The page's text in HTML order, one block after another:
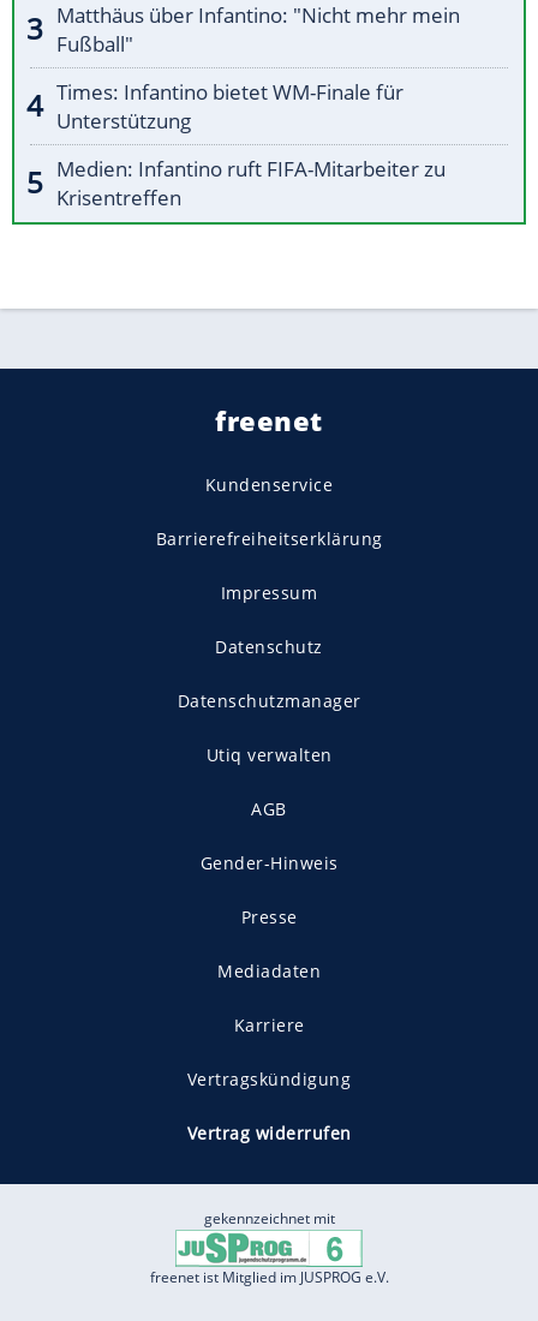
Matthäus über Infantino: "Nicht mehr mein
Fußball"
Times: Infantino bietet WM-Finale für
Unterstützung
Medien: Infantino ruft FIFA-Mitarbeiter zu
Krisentreffen
freenet
Kundenservice
Barrierefreiheitserklärung
Impressum
Datenschutz
Datenschutzmanager
Utiq verwalten
AGB
Gender-Hinweis
Presse
Mediadaten
Karriere
Vertragskündigung
Vertrag widerrufen
gekennzeichnet mit
freenet ist Mitglied im JUSPROG e.V.